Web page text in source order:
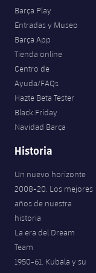
Barça Play
Entradas y Museo
Barça App
Tienda online
Centro de
Ayuda/FAQs
Hazte Beta Tester
Black Friday
Navidad Barça
Historia
Un nuevo horizonte
2008-20. Los mejores
años de nuestra
historia
La era del Dream
Team
1950-61. Kubala y su